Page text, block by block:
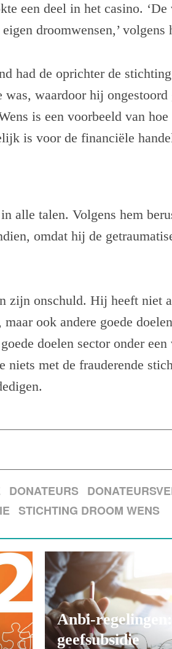
een deel in het casino.
droomwensen,’
had de oprichter de
waardoor hij
is een voorbeeld van
is voor de financiële
alle talen. Volgens hem
omdat hij de
zijn onschuld. Hij heeft niet
maar ook andere goede
doelen sector onder
niets met de frauderende
DONATEURS
STICHTING DROOM WENS
Anbi-regelingen:
geefsubsidie